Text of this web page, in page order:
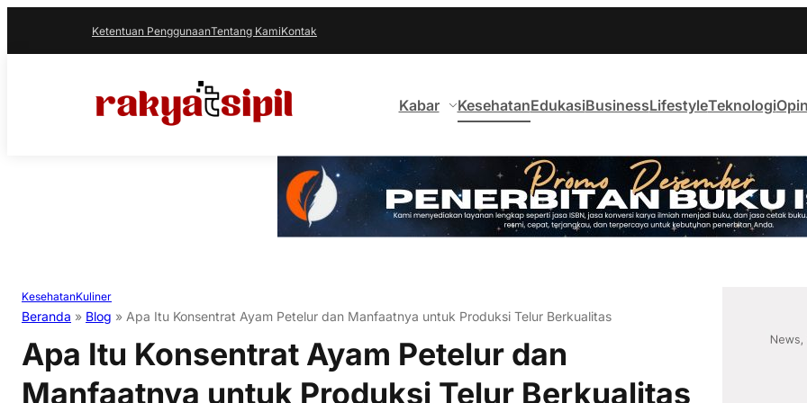
Ketentuan PenggunaanTentang KamiKontak
Kabar KesehatanEdukasiBusinessLifestyleTeknologi
KesehatanKuliner
Beranda » Blog » Apa Itu Konsentrat Ayam Petelur dan Manfaatnya untuk Produksi Telur Berkualitas
Apa Itu Konsentrat Ayam Petelur dan
Manfaatnya untuk Produksi Telur Berkualitas